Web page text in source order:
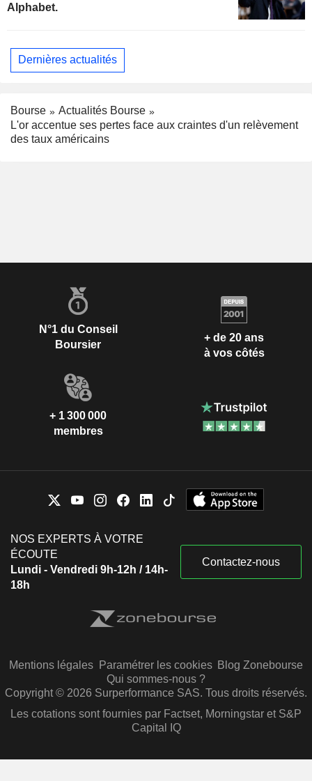
Alphabet.
Dernières actualités
Bourse
Actualités Bourse
L'or accentue ses pertes face aux craintes d'un relèvement
des taux américains
N°1 du Conseil
Boursier
+ de 20 ans
à vos côtés
+ 1 300 000
membres
NOS EXPERTS À VOTRE
ÉCOUTE
Lundi - Vendredi 9h-12h / 14h-
18h
Contactez-nous
Mentions légales Paramétrer les cookies Blog Zonebourse
Qui sommes-nous ?
Copyright © 2026 Surperformance SAS. Tous droits réservés.
Les cotations sont fournies par Factset, Morningstar et S&P
Capital IQ